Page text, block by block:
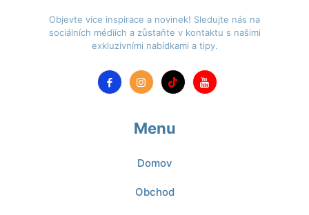
Objevte více inspirace a novinek! Sledujte nás na
sociálních médiích a zůstaňte v kontaktu s našimi
exkluzivními nabídkami a tipy.
Menu
Domov
Obchod